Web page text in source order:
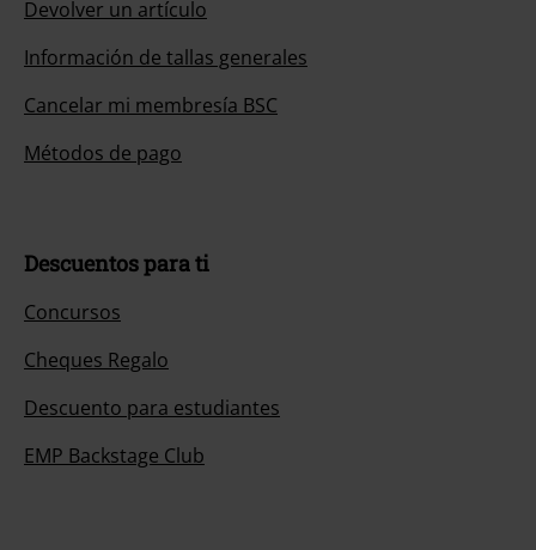
Devolver un artículo
Información de tallas generales
Cancelar mi membresía BSC
Métodos de pago
Descuentos para ti
Concursos
Cheques Regalo
Descuento para estudiantes
EMP Backstage Club